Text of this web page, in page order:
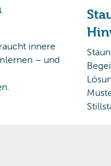
innere
– und